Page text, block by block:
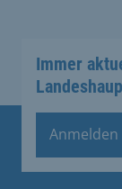
Immer
Anmelden